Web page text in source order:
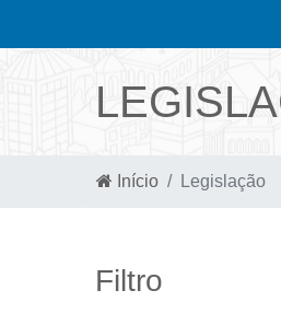
Início Legislação
Filtro